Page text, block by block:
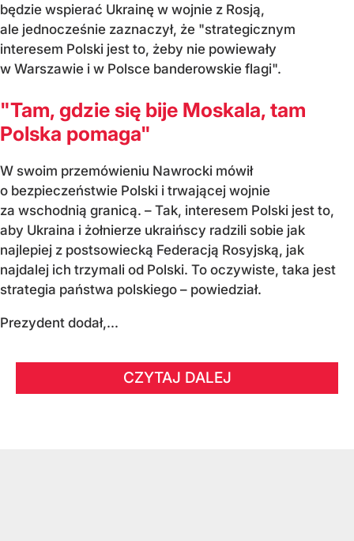
będzie wspierać Ukrainę w wojnie z Rosją,
ale jednocześnie zaznaczył, że "strategicznym
interesem Polski jest to, żeby nie powiewały
w Warszawie i w Polsce banderowskie flagi".
"Tam, gdzie się bije Moskala, tam
Polska pomaga"
W swoim przemówieniu Nawrocki mówił
o bezpieczeństwie Polski i trwającej wojnie
za wschodnią granicą. – Tak, interesem Polski jest to,
aby Ukraina i żołnierze ukraińscy radzili sobie jak
najlepiej z postsowiecką Federacją Rosyjską, jak
najdalej ich trzymali od Polski. To oczywiste, taka jest
strategia państwa polskiego – powiedział.
Prezydent dodał,...
CZYTAJ DALEJ